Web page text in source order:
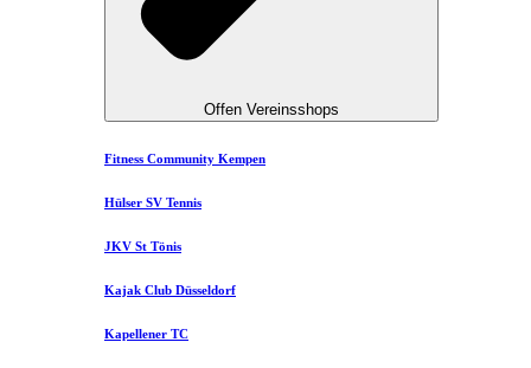
Offen Vereinsshops
Fitness Community Kempen
Hülser SV Tennis
JKV St Tönis
Kajak Club Düsseldorf
Kapellener TC